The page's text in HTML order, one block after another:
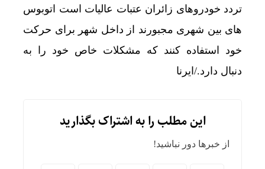
تردد خودروهای زائران عتبات عالیات است اتوبوس
های بین شهری مجبورند از داخل شهر برای حرکت
خود استفاده کنند که مشکلات خاص خود را به
دنبال دارد./ایرنا
این مطلب را به اشتراک بگذارید
از خبرها دور نباشید!